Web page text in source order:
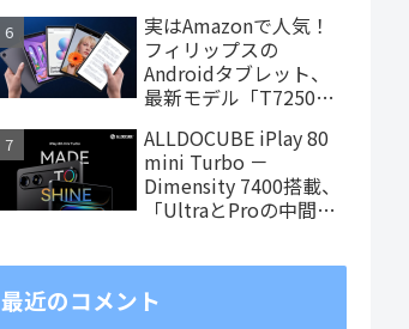
実はAmazonで人気！
フィリップスの
Androidタブレット、
最新モデル「T7250」
ALLDOCUBE iPlay 80
mini Turbo －
Dimensity 7400搭載、
「UltraとProの中間ス
最近のコメント